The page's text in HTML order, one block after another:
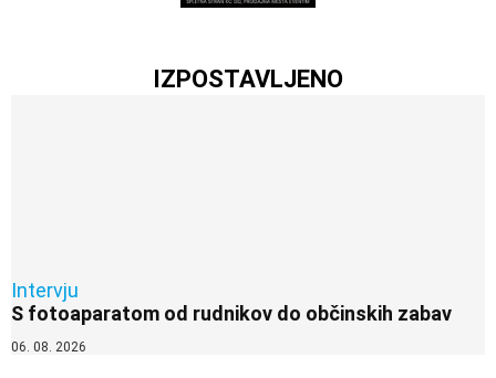
IZPOSTAVLJENO
Intervju
S fotoaparatom od rudnikov do občinskih zabav
06. 08. 2026